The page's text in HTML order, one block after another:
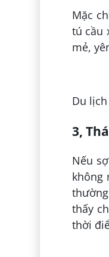
Mặc
tú cầu
mẻ,
Du
3,
Nếu
không
thấy
thời